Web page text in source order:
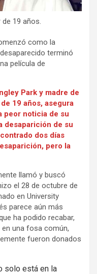
19 años.
como la
terminó
película de
Park y madre de
19 años, asegura
peor noticia de su
desaparición de su
dos días
pero la
llamó y buscó
el 28 de octubre de
en University
parece aún más
ha podido recabar,
una fosa común,
fueron donados
solo está en la